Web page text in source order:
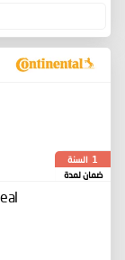
1 السنة
ضمان لمدة
*